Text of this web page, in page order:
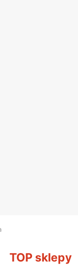
TOP sklepy